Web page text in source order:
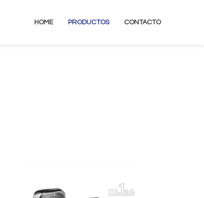
HOME PRODUCTOS CONTACTO